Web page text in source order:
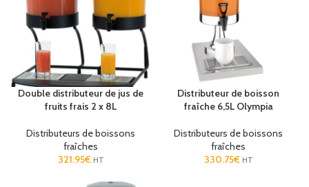
Double distributeur de jus de
fruits frais 2 x 8L
Distributeurs de boissons
fraîches
321.95€ HT
Distributeur de boisson
fraîche 6,5L Olympia
Distributeurs de boissons
fraîches
330.75€ HT